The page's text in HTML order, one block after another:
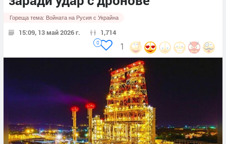
Гореща тема: Войната на Русия с Украйна
15:09, 13 май 2026 г. 1,714
1
0